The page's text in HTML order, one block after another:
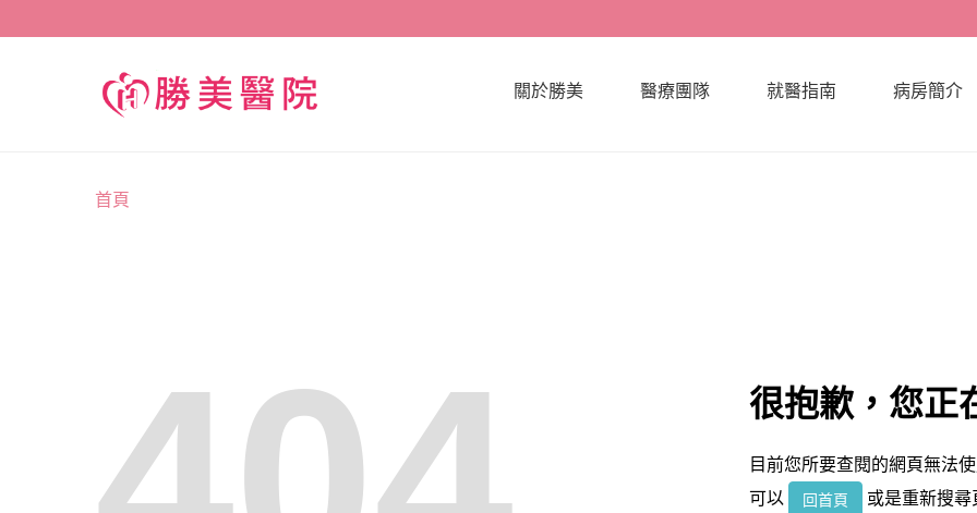
關於勝美 醫療團隊 就醫指南 病房簡介
首頁
很抱歉，您正
目前您所要查閱的網頁無法
可以
回首頁 或是重新搜尋